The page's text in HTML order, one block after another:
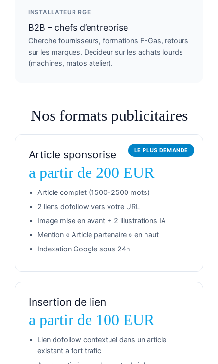
INSTALLATEUR RGE
B2B – chefs d’entreprise
Cherche fournisseurs, formations F-Gas, retours
sur les marques. Decideur sur les achats lourds
(machines, matos atelier).
Nos formats publicitaires
LE PLUS DEMANDE
Article sponsorise
a partir de 200 EUR
Article complet (1500-2500 mots)
2 liens dofollow vers votre URL
Image mise en avant + 2 illustrations IA
Mention « Article partenaire » en haut
Indexation Google sous 24h
Insertion de lien
a partir de 100 EUR
Lien dofollow contextuel dans un article
existant a fort trafic